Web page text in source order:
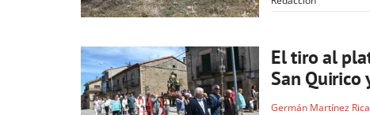
El tiro al
San Quirico
Germán Martínez Rica